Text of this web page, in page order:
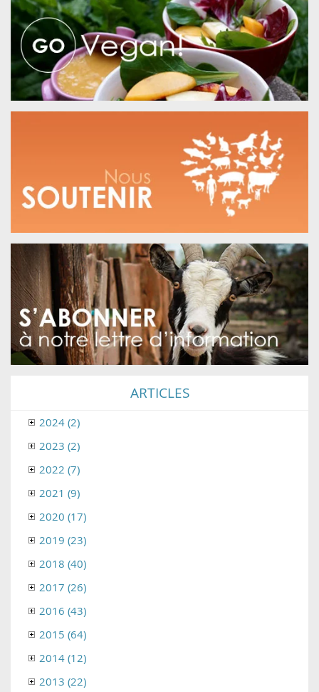
ARTICLES
2024 (2)
2023 (2)
2022 (7)
2021 (9)
2020 (17)
2019 (23)
2018 (40)
2017 (26)
2016 (43)
2015 (64)
2014 (12)
2013 (22)